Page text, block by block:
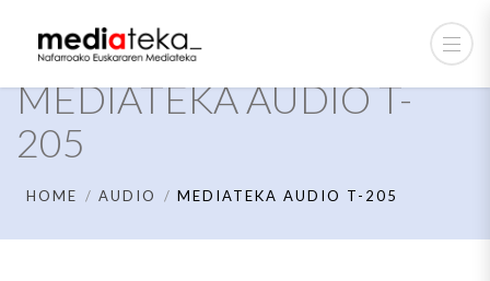
MEDIATEKA AUDIO T-
205
HOME AUDIO MEDIATEKA AUDIO T-205